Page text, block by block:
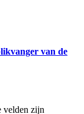
van de
velden zijn